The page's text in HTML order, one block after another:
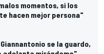
momentos, si los
hacen mejor persona"
se la guardo,